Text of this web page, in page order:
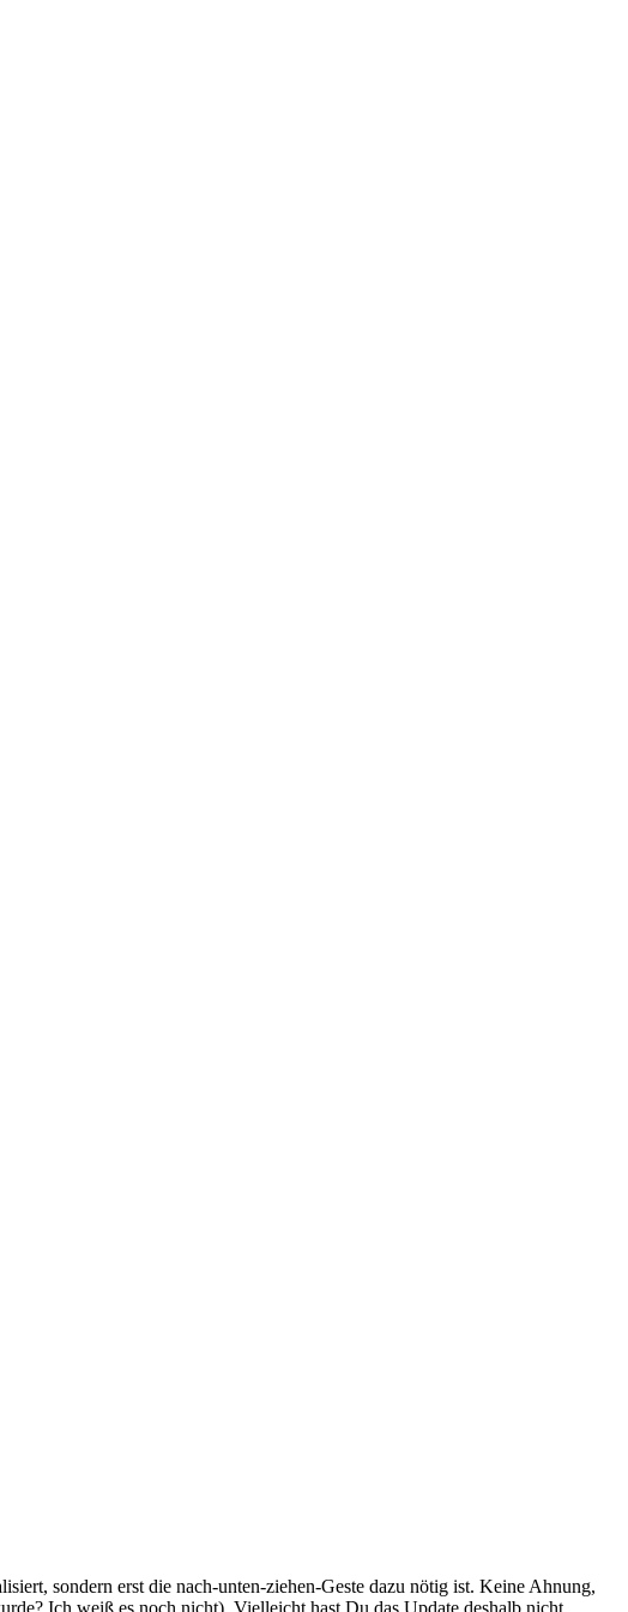
sondern erst die nach-unten-ziehen-Geste dazu nötig ist. Keine Ahnung,
Ich weiß es noch nicht). Vielleicht hast Du das Update deshalb nicht